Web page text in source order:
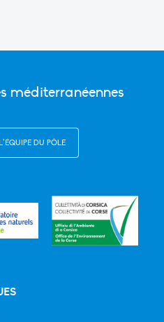
méditerranéennes
DU PÔLE